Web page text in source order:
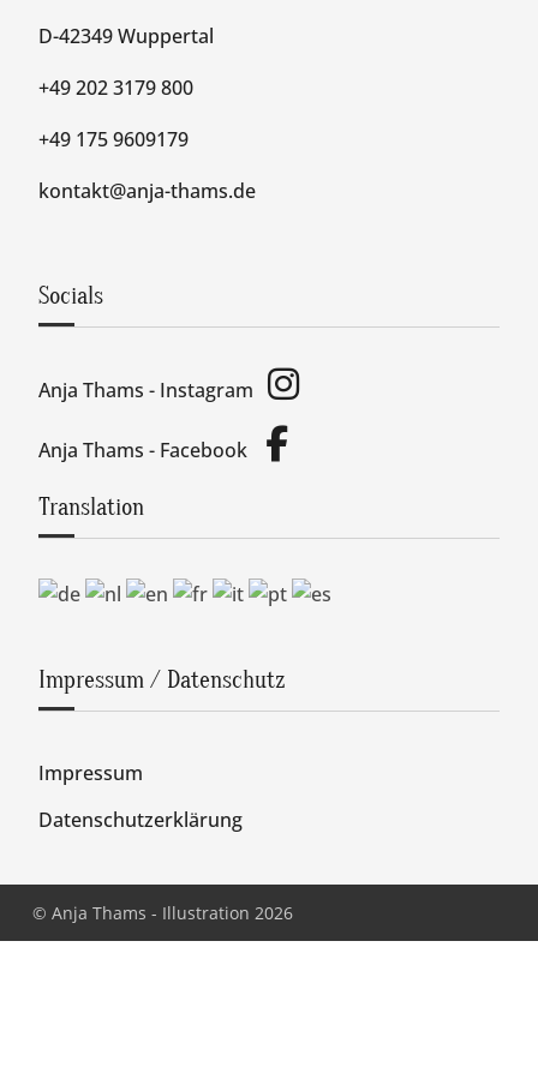
D-42349 Wuppertal
+49 202 3179 800
+49 175 9609179
kontakt@anja-thams.de
Socials
Anja Thams - Instagram
Anja Thams - Facebook
Translation
Impressum / Datenschutz
Impressum
Datenschutzerklärung
© Anja Thams - Illustration 2026